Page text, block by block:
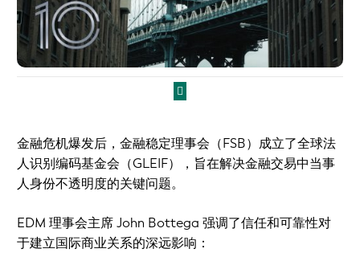
金融危机爆发后，金融稳定理事会（FSB）成立了全球法
人识别编码基金会（GLEIF），旨在解决金融交易中当事
人身份不透明度的关键问题。
EDM 理事会主席 John Bottega 强调了信任和可靠性对
于建立国际商业关系的深远影响：